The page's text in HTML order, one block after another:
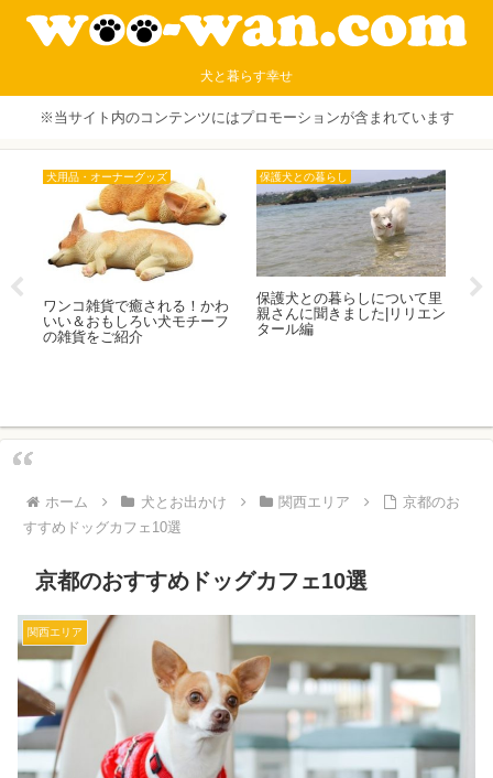
犬と暮らす幸せ
※当サイト内のコンテンツにはプロモーションが含まれています
関東エリア
わんちゃん連れ千葉旅行！御
宿,三井アウトレットパーク
木更津も！
犬とお出かけ
ペット可のレンタカー会社は
どこ？各社ルールまとめ
チ
ホーム 犬とお出かけ 関西エリア
京都のお
すすめドッグカフェ10選
京都のおすすめドッグカフェ10選
関西エリア